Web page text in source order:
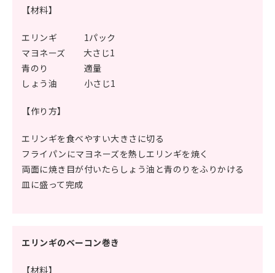
【材料】
エリンギ 1パック
マヨネーズ 大さじ1
青のり 適量
しょう油 小さじ1
【作り方】
エリンギを食べやすい大きさに切る
フライパンにマヨネーズを熱しエリンギを焼く
両面に焼き目が付いたらしょう油と青のりをふりかける
皿に盛って完成
エリンギのベーコン巻き
【材料】